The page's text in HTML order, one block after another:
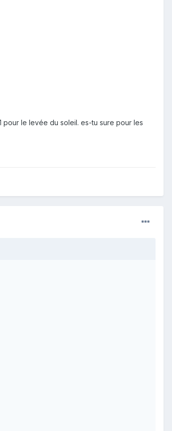
pour le levée du soleil. es-tu sure pour les